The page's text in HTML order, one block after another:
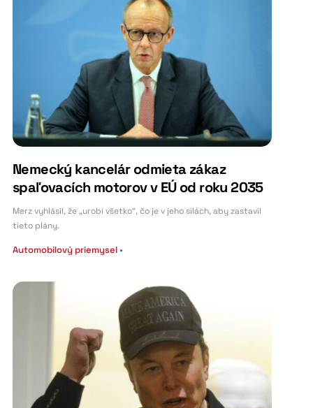
Nemecký kancelár odmieta zákaz
spaľovacích motorov v EÚ od roku 2035
Merz vyhlásil, že „urobí všetko“, čo je v jeho silách, aby zastavil
tieto plány.
Automobilový priemysel•